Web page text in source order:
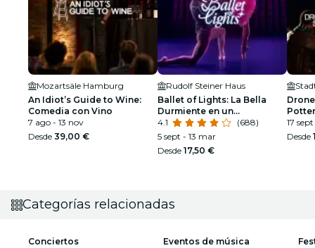
Mozartsäle Hamburg
An Idiot’s Guide to Wine:
Comedia con Vino
7 ago - 13 nov
Desde 39,00 €
Rudolf Steiner Haus
Ballet of Lights: La Bella
Durmiente en un
espectáculo deslumbrante
4.1
(688)
5 sept - 13 mar
Desde 17,50 €
17 sept
Desde
Categorías relacionadas
Conciertos Eventos de música